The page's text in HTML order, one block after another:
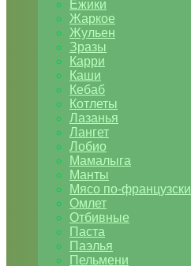
Ежики
Жаркое
Жульен
Зразы
Карри
Каши
Кебаб
Котлеты
Лазанья
Лангет
Лобио
Мамалыга
Манты
Мясо по-французски
Омлет
Отбивные
Паста
Паэлья
Пельмени